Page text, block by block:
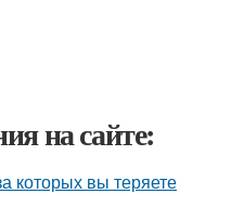
на сайте:
которых вы теряете